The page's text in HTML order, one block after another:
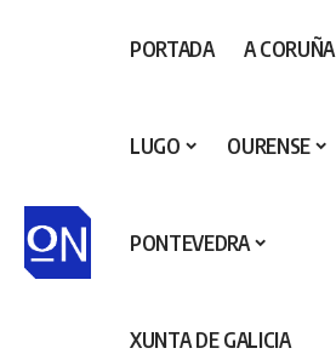
PORTADA A CORUÑA
LUGO OURENSE
PONTEVEDRA
XUNTA DE GALICIA